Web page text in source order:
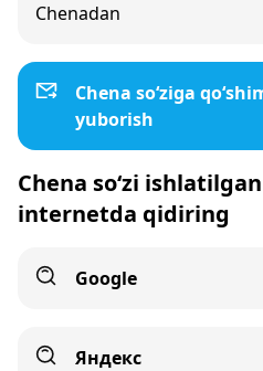
Chenadan
Chena so‘ziga
yuborish
Chena so‘zi
internetda qidiring
Google
Яндекс